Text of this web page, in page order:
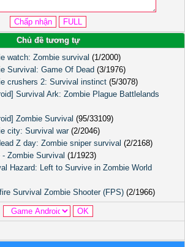
Chủ đề tương tự
watch: Zombie survival (1/2000)
Survival: Game Of Dead (3/1976)
crushers 2: Survival instinct (5/3078)
Survival Ark: Zombie Plague Battlelands
Zombie Survival (95/33109)
city: Survival war(2/2046)
Z day: Zombie sniper survival (2/2168)
Zombie Survival (1/1923)
Hazard: Left to Survive in Zombie World
Survival Zombie Shooter (FPS) (2/1966)